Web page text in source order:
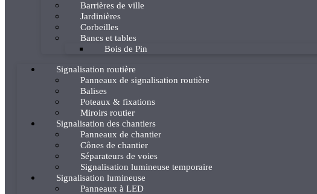
Barrières de ville
Jardinières
Corbeilles
Bancs et tables
Bois de Pin
Signalisation routière
Panneaux de signalisation routière
Balises
Poteaux & fixations
Miroirs routier
Signalisation des chantiers
Panneaux de chantier
Cônes de chantier
Séparateurs de voies
Signalisation lumineuse temporaire
Signalisation lumineuse
Panneaux à LED